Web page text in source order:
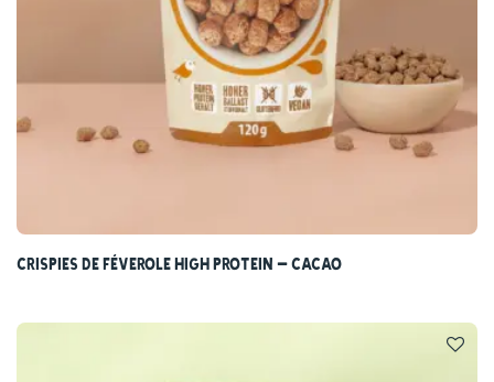
Crispies de féverole High Protein – Cacao